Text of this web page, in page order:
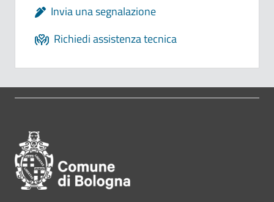
Invia una segnalazione
Richiedi assistenza tecnica